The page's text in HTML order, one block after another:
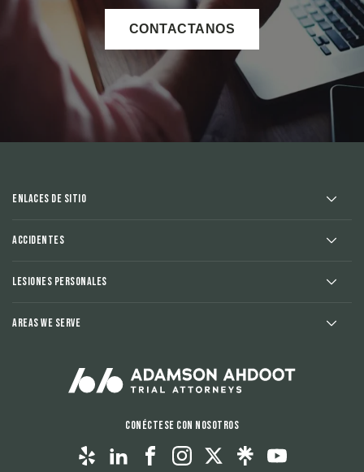
CONTACTANOS
Enlaces de sitio
Accidentes
Lesiones Personales
Areas We Serve
Conéctese con nosotros